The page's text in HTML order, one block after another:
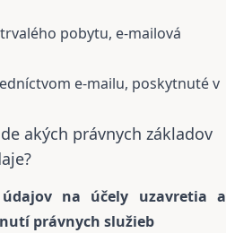
pobytu, e-mailová
e-mailu, poskytnuté v
akých právnych základov
údajov na účely uzavretia a
právnych služieb